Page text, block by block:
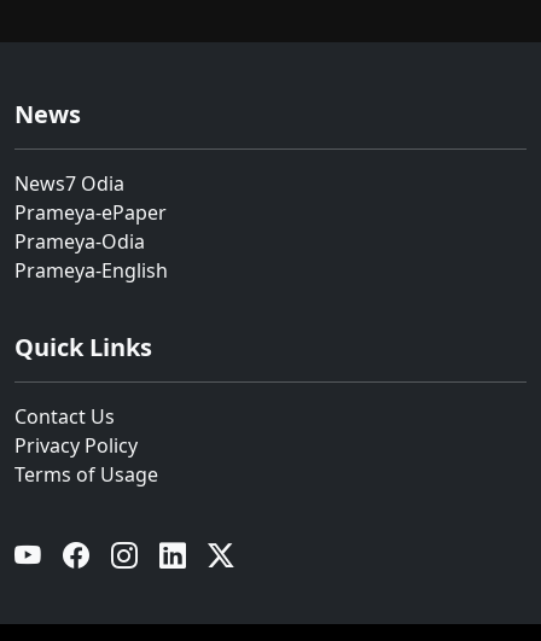
News
News7 Odia
Prameya-ePaper
Prameya-Odia
Prameya-English
Quick Links
Contact Us
Privacy Policy
Terms of Usage
YouTube Facebook Instagram Linkedin